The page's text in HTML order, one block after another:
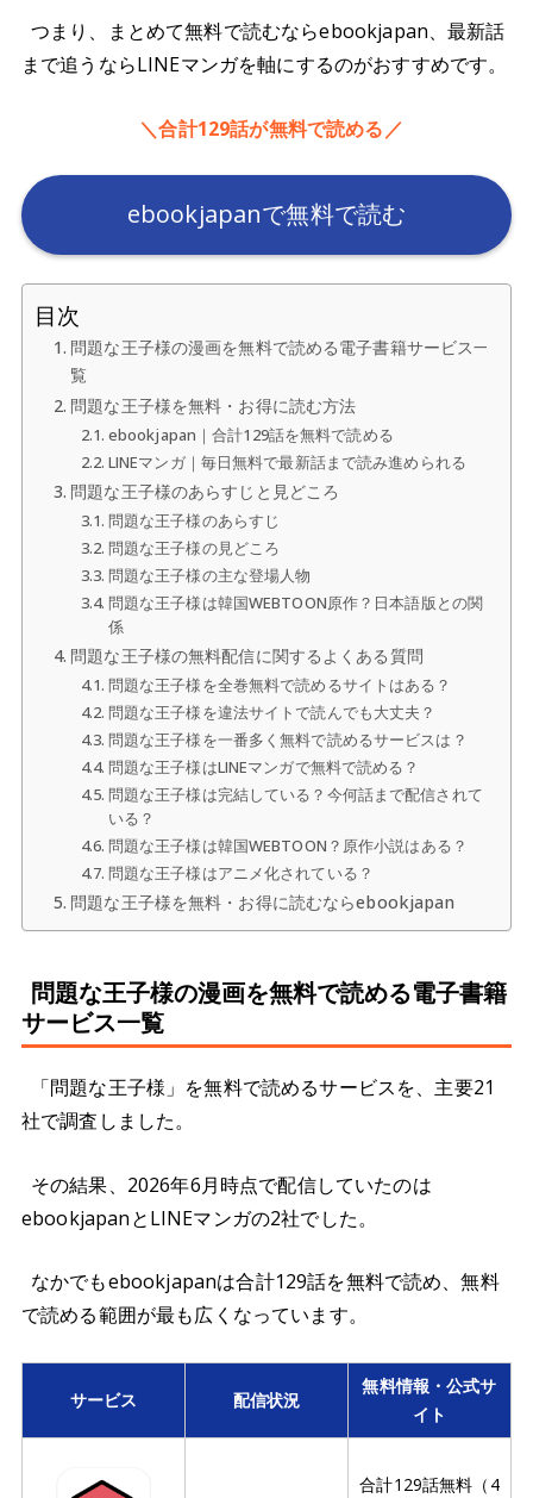
つまり、まとめて無料で読むならebookjapan、最新話
まで追うならLINEマンガを軸にするのがおすすめです。
＼合計129話が無料で読める／
ebookjapanで無料で読む
目次
問題な王子様の漫画を無料で読める電子書籍サービス一
覧
問題な王子様を無料・お得に読む方法
ebookjapan｜合計129話を無料で読める
LINEマンガ｜毎日無料で最新話まで読み進められる
問題な王子様のあらすじと見どころ
問題な王子様のあらすじ
問題な王子様の見どころ
問題な王子様の主な登場人物
問題な王子様は韓国WEBTOON原作？日本語版との関
係
問題な王子様の無料配信に関するよくある質問
問題な王子様を全巻無料で読めるサイトはある？
問題な王子様を違法サイトで読んでも大丈夫？
問題な王子様を一番多く無料で読めるサービスは？
問題な王子様はLINEマンガで無料で読める？
問題な王子様は完結している？今何話まで配信されて
いる？
問題な王子様は韓国WEBTOON？原作小説はある？
問題な王子様はアニメ化されている？
問題な王子様を無料・お得に読むならebookjapan
問題な王子様の漫画を無料で読める電子書籍
サービス一覧
「問題な王子様」を無料で読めるサービスを、主要21
社で調査しました。
その結果、2026年6月時点で配信していたのは
ebookjapanとLINEマンガの2社でした。
なかでもebookjapanは合計129話を無料で読め、無料
で読める範囲が最も広くなっています。
サービス 配信状況
無料情報・公式サ
イト
合計129話無料（4